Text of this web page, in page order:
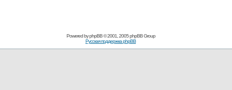
Powered byphpBB© 2001, 2005 phpBB Group
Русская поддержка phpBB